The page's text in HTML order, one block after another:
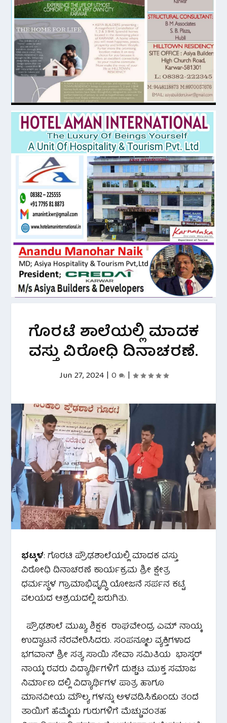
ಗೊರಟೆ ಶಾಲೆಯಲ್ಲಿ ಮಾದಕ
ವಸ್ತು ವಿರೋಧಿ ದಿನಾಚರಣೆ.
Jun 27, 2024| 0 |
ಭಟ್ಕಳ: ಗೊರಟಿ ಪ್ರೌಢಶಾಲೆಯಲ್ಲಿ ಮಾದಕ ವಸ್ತು
ವಿರೋಧಿ ದಿನಾಚರಣೆ ಕಾರ್ಯಕ್ರಮ ಶ್ರೀ ಕ್ಷೇತ್ರ
ಧರ್ಮಸ್ಥಳ ಗ್ರಾಮಾಭಿವೃದ್ಧಿ ಯೋಜನೆ ಸರ್ಪನ ಕಟ್ಟೆ
ವಲಯದ ಆಶ್ರಯದಲ್ಲಿ ಜರುಗಿತು.
ಪ್ರೌಢಶಾಲೆ ಮುಖ್ಯ ಶಿಕ್ಷಕ ರಾಘವೇಂದ್ರ ಎಮ್ ನಾಯ್ಕ
ಉದ್ಘಾಟನೆ ನೆರವೇರಿಸಿದರು. ಸಂಪನ್ಮೂಲ ವ್ಯಕ್ತಿಗಳಾದ
ಭಗವಾನ್ ಶ್ರೀ ಸತ್ಯ ಸಾಯಿ ಸೇವಾ ಸಮಿತಿಯ ಭಾಸ್ಕರ್
ನಾಯ್ಕ ರವರು ವಿದ್ಯಾರ್ಥಿಗಳಿಗೆ ದುಶ್ಚಟ ಮುಕ್ತ ಸಮಾಜ
ನಿರ್ಮಾಣ ದಲ್ಲಿ ವಿದ್ಯಾರ್ಥಿಗಳ ಪಾತ್ರ ಹಾಗೂ
ಮಾನವೀಯ ಮೌಲ್ಯ ಗಳನ್ನು ಅಳವಡಿಸಿಕೊಂಡು ತಂದೆ
ತಾಯಿಗೆ ಹೆಮ್ಮೆಯ ಗುರುಗಳಿಗೆ ಮೆಚ್ಚುವಂತಹ